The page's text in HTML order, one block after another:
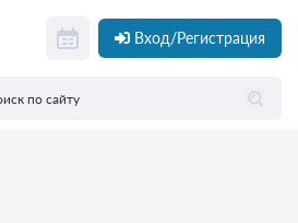
Вход/Регистрация